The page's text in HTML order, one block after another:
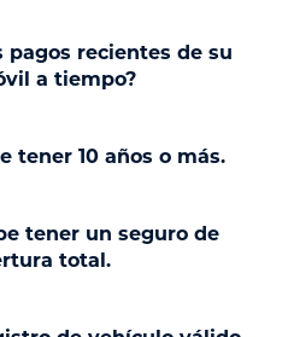
pagos recientes de su
a tiempo?
tener 10 años o más.
tener un seguro de
total.